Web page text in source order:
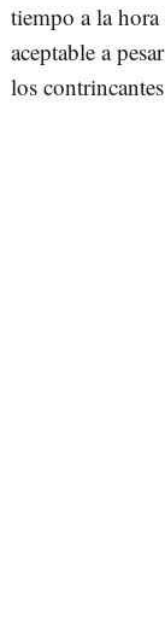
tiempo a la
aceptable a
los